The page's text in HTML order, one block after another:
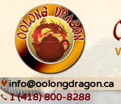
info@oolongdragon.ca
1 (418) 800-8288